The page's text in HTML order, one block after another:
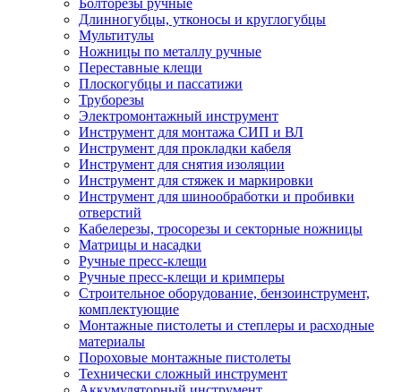
Болторезы ручные
Длинногубцы, утконосы и круглогубцы
Мультитулы
Ножницы по металлу ручные
Переставные клещи
Плоскогубцы и пассатижи
Труборезы
Электромонтажный инструмент
Инструмент для монтажа СИП и ВЛ
Инструмент для прокладки кабеля
Инструмент для снятия изоляции
Инструмент для стяжек и маркировки
Инструмент для шинообработки и пробивки
отверстий
Кабелерезы, тросорезы и секторные ножницы
Матрицы и насадки
Ручные пресс-клещи
Ручные пресс-клещи и кримперы
Строительное оборудование, бензоинструмент,
комплектующие
Монтажные пистолеты и степлеры и расходные
материалы
Пороховые монтажные пистолеты
Технически сложный инструмент